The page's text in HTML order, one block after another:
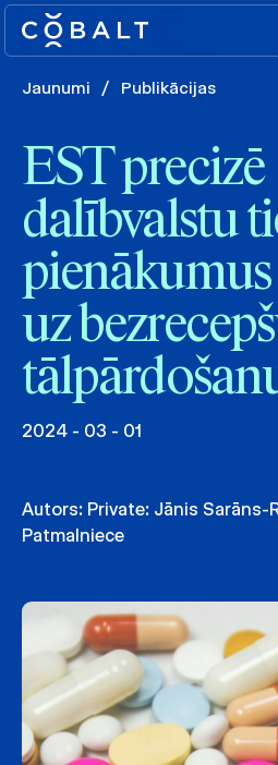
Jaunumi / Publikācijas
EST precizē
dalībvalstu
uz
2024 - 03 - 01
Autors: Private: Jānis Sarāns-
Patmalniece